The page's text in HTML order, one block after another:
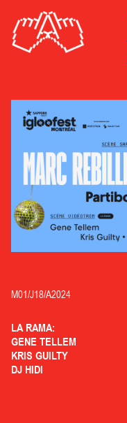
M01/J18/A2024
LA RAMA:
GENE TELLEM
KRIS GUILTY
DJ HIDI